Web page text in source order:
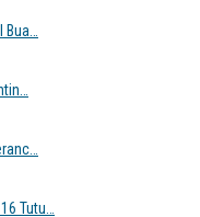
Bua…
Tutu…